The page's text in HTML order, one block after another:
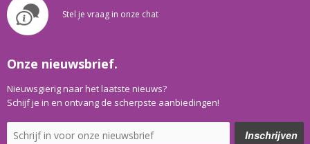
Stel je vraag in onze chat
Onze nieuwsbrief.
Nieuwsgierig naar het laatste nieuws?
Schijf je in en ontvang de scherpste aanbiedingen!